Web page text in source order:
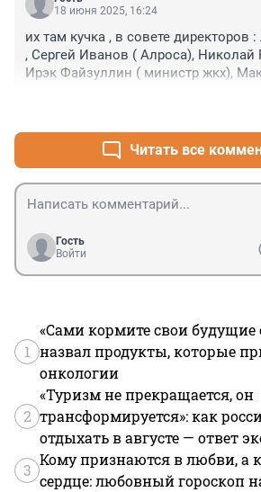
пусть объяснит откуда брались
местах. Целы улицы перекрывали
Месяцами горожане прыгали по
18 июня 2025, 16:24
их там кучка , в совете директоров
, Сергей Иванов ( Алроса),
Ирэк Файзуллин ( министр жкх),
совета изменились. но не
Читать все
Гость
Войти
1
«Сами кормите свои будущие
назвал продукты, которые
онкологии
2
«Туризм не прекращается, он
трансформируется»: как
отдыхать в августе — ответ
3
Кому признаются в любви, а
сердце: любовный гороскоп